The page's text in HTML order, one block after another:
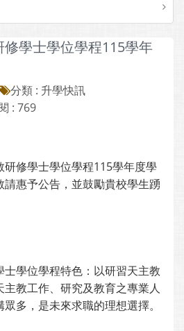
學士學位學程115學年
分類 : 升學快訊
: 769
修學士學位學程115學年度學
惠予公告，並鼓勵貴校學生踴
學位學程特色：以研習天主教
教工作、研究及教育之專業人
多，是未來求職的理想選擇。